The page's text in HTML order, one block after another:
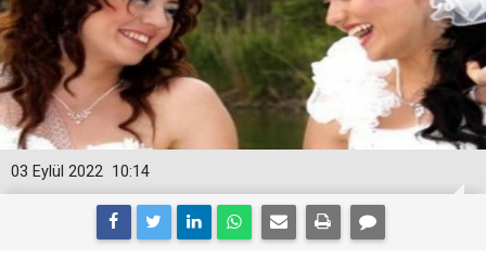
10:14
03 Eylül 2022